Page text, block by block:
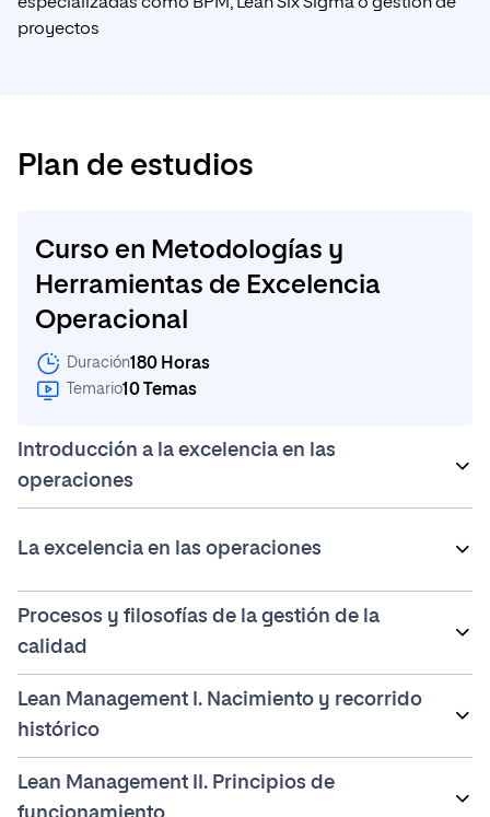
proyectos
Plan de estudios
Curso en Metodologías y
Herramientas de Excelencia
Operacional
Duración180 Horas
Temario10 Temas
Introducción a la excelencia en las
operaciones
Introducción y objetivos
Orígenes y etapas de la calidad
Los costes de la calidad
La excelencia en las operaciones
Introducción y objetivos
calidad
Procesos y filosofías de la gestión de la
calidad
Introducción y objetivos
Procesos y calidad
Lean Management I. Nacimiento y recorrido
histórico
Introducción y objetivos
Lean Management II. Principios de